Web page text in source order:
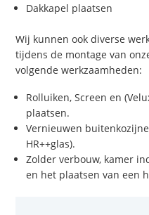
Dakkapel plaatsen
Wij kunnen ook diverse
tijdens de montage van
volgende werkzaamheden:
Rolluiken, Screen en
plaatsen.
Vernieuwen
HR++glas).
Zolder verbouw, kamer
en het plaatsen van een